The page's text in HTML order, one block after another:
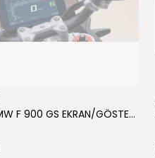
AEL-TECH BMW F 900 GS EKRAN/GÖSTERGE KORUYUCU 2024-2025